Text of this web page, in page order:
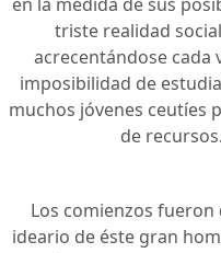
triste realidad
acrecentándose cada
imposibilidad de
muchos jóvenes ceutíes
de recursos.
Los comienzos fueron
ideario de éste gran